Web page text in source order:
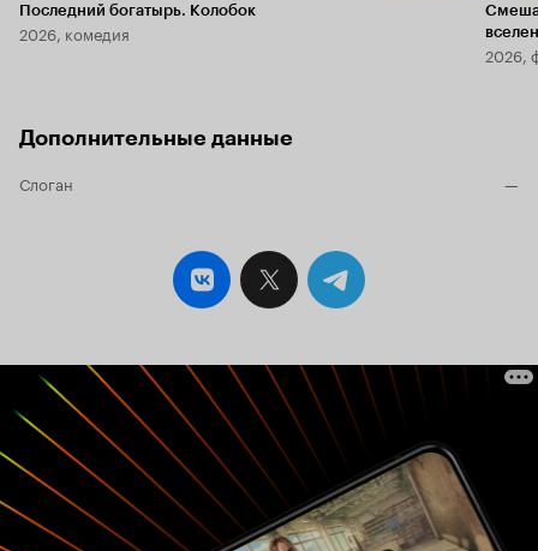
Последний богатырь. Колобок
2026, комедия
2026,
Дополнительные данные
Слоган —